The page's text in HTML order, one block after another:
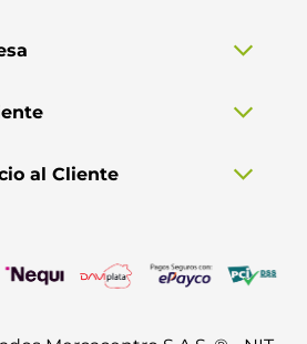
al Cliente